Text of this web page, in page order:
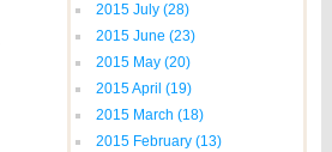
2015 July (28)
2015 June (23)
2015 May (20)
2015 April (19)
2015 March (18)
2015 February (13)